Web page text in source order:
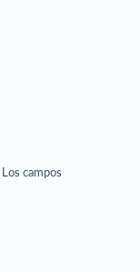
Los campos